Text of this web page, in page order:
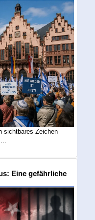
sichtbares Zeichen
Eine gefährliche